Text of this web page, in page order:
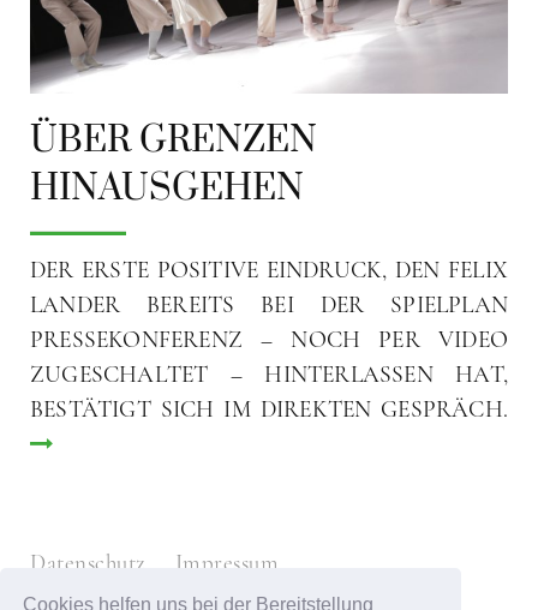
Cookies helfen uns bei der Bereitstellung
ÜBER GRENZEN
HINAUSGEHEN
DER ERSTE POSITIVE EINDRUCK, DEN FELIX
LANDER BEREITS BEI DER SPIELPLAN
PRESSEKONFERENZ – NOCH PER VIDEO
ZUGESCHALTET – HINTERLASSEN HAT,
BESTÄTIGT SICH IM DIREKTEN GESPRÄCH.
Datenschutz Impressum